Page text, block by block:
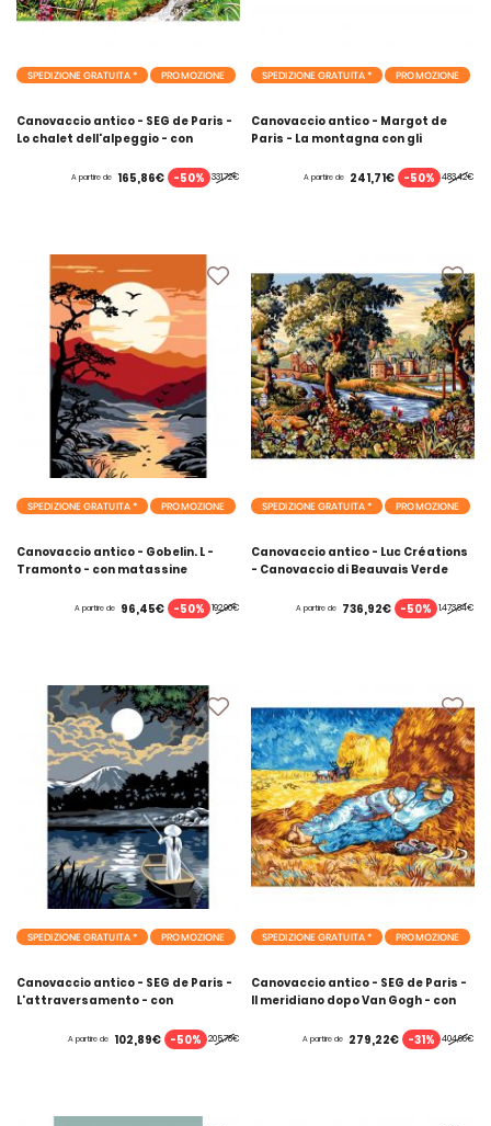
SPEDIZIONE GRATUITA * PROMOZIONE
Canovaccio antico - SEG de Paris -
Lo chalet dell'alpeggio - con
331,72€
A partire de 165,86€ -50%
SPEDIZIONE GRATUITA * PROMOZIONE
Canovaccio antico - Margot de
Paris - La montagna con gli
MOULINE DMC
483,42€
A partire de 241,71€ -50%
SPEDIZIONE GRATUITA * PROMOZIONE
Canovaccio antico - Gobelin. L -
Tramonto - con matassine
192,90€
A partire de 96,45€ -50%
SPEDIZIONE GRATUITA * PROMOZIONE
Canovaccio antico - Luc Créations
- Canovaccio di Beauvais Verde
1.473,84€
A partire de 736,92€ -50%
SPEDIZIONE GRATUITA * PROMOZIONE
Canovaccio antico - SEG de Paris -
L'attraversamento - con
205,78€
A partire de 102,89€ -50%
SPEDIZIONE GRATUITA * PROMOZIONE
Canovaccio antico - SEG de Paris -
Il meridiano dopo Van Gogh - con
404,66€
A partire de 279,22€ -31%